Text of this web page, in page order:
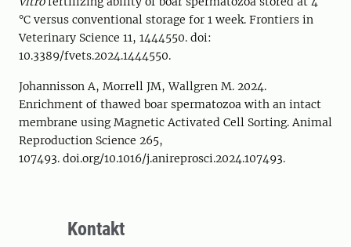
°C versus conventional storage for 1 week. Frontiers in
Veterinary Science 11, 1444550. doi:
10.3389/fvets.2024.1444550.
Johannisson A, Morrell JM, Wallgren M. 2024.
Enrichment of thawed boar spermatozoa with an intact
membrane using Magnetic Activated Cell Sorting. Animal
Reproduction Science 265,
107493. doi.org/10.1016/j.anireprosci.2024.107493.
Kontakt